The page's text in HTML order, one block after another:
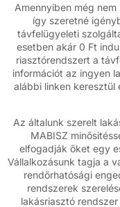
Amennyiben még
így szeretné
távfelügyeleti
esetben akár 0 Ft
riasztórendszert a
információt az ingyen
alábbi linken keresztül
Az általunk szerelt
MABISZ
elfogadják őket egy
Vállalkozásunk tagja a
rendőrhatósági
rendszerek
lakásriasztó